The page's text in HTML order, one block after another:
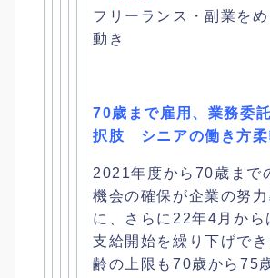
フリーランス・副業をめ
動き
70歳まで雇用、業務委
択肢 シニアの働き方柔
2021年度から70歳まで
機会の確保が企業の努力
に
さらに22年4月から
支給開始を繰り下げで
齢の上限 も70歳から75